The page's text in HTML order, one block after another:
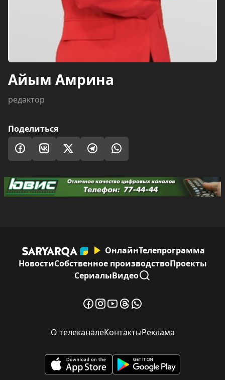
Айым Амрина
редактор
Поделиться
ОнлайнТелепрограмма
НовостиСобственное производствоПроекты
СериалыВидео
О телеканалеКонтактыРеклама